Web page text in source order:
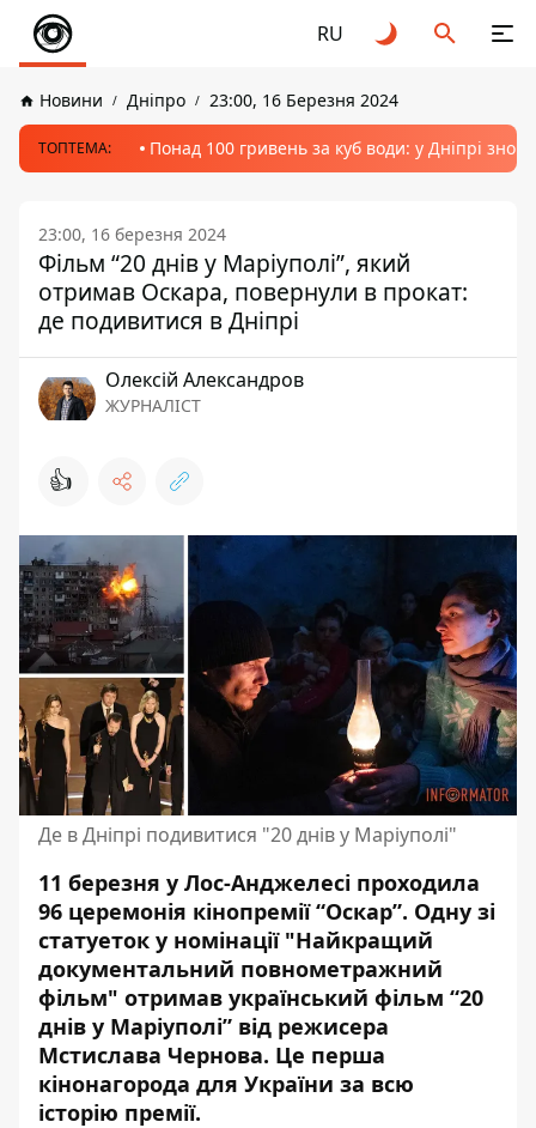
RU
Новини Дніпро 23:00, 16 Березня 2024
ТОПТЕМА: Понад 100 гривень за куб води: у Дніпрі
23:00, 16 березня 2024
Фільм “20 днів у Маріуполі”, який
отримав Оскара, повернули в прокат:
де подивитися в Дніпрі
Олексій Александров
ЖУРНАЛІСТ
👍
Де в Дніпрі подивитися "20 днів у Маріуполі"
11 березня у Лос-Анджелесі проходила
96 церемонія кінопремії “Оскар”. Одну зі
статуеток у номінації "Найкращий
документальний повнометражний
фільм" отримав український фільм “20
днів у Маріуполі” від режисера
Мстислава Чернова. Це перша
кінонагорода для України за всю
історію премії.